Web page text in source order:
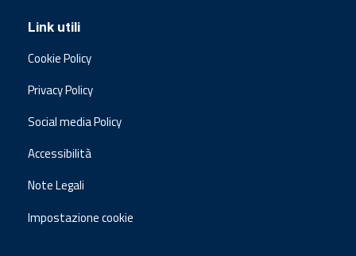
Link utili
Cookie Policy
Privacy Policy
Social media Policy
Accessibilità
Note Legali
Impostazione cookie